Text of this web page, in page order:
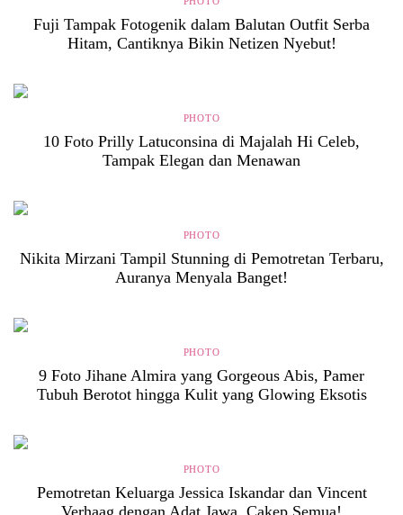
Fuji Tampak Fotogenik dalam Balutan Outfit Serba
Hitam, Cantiknya Bikin Netizen Nyebut!
PHOTO
10 Foto Prilly Latuconsina di Majalah Hi Celeb,
Tampak Elegan dan Menawan
PHOTO
Nikita Mirzani Tampil Stunning di Pemotretan Terbaru,
Auranya Menyala Banget!
PHOTO
9 Foto Jihane Almira yang Gorgeous Abis, Pamer
Tubuh Berotot hingga Kulit yang Glowing Eksotis
PHOTO
Pemotretan Keluarga Jessica Iskandar dan Vincent
Verhaag dengan Adat Jawa, Cakep Semua!